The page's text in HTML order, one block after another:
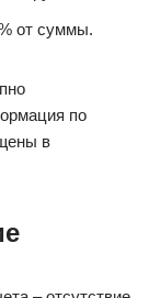
от суммы.
по
в